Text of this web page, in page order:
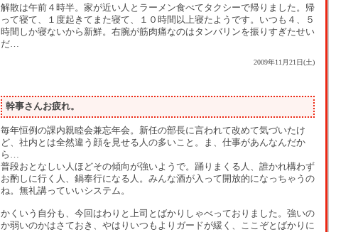
解散は午前４時半。家が近い人とラーメン食べてタクシーで帰りました。帰
って寝て、１度起きてまた寝て、１０時間以上寝たようです。いつも４、５
時間しか寝ないから新鮮。右腕が筋肉痛なのはタンバリンを振りすぎたせい
だ…
2009年11月21日(土)
幹事さんお疲れ。
毎年恒例の課内親睦会兼忘年会。新任の部長に言われて改めて気づいたけ
ど、社内とは全然違う顔を見せる人の多いこと。ま、仕事があんなんだか
ら…
普段おとなしい人ほどその傾向が強いようで。踊りまくる人、誰かれ構わず
お酌しに行く人、鍋奉行になる人。みんな酒が入って開放的になっちゃうの
ね。無礼講っていいシステム。
かくいう自分も、今回はわりと上司とばかりしゃべっておりました。強いの
か弱いのかはさておき、やはりいつもよりガードが緩く、ここぞとばかりに